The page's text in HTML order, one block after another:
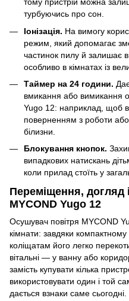
тому пристрій можна
турбуючись про сон.
Іонізація. На вимогу
режим, який допомагає
частинок пилу й залишає
особливо в кімнатах із
Таймер на 24 години.
вмикання або вимикання
Yugo 12: наприклад, щоб
поверненням з роботи або
білизни.
Блокування кнопок.
випадкових натискань
коли прилад стоїть у
Переміщення, догляд
MYCOND Yugo 12
Осушувач повітря MYCOND
кімнати: завдяки
коліщатам його легко
вітальні — у ванну або
замість купувати кілька
використовувати один і той
дається взнаки саме сьогодні.